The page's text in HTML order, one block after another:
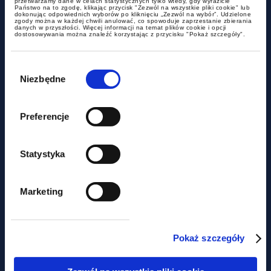
Państwo na to zgodę, klikając przycisk "Zezwól na wszystkie pliki cookie" lub
dokonując odpowiednich wyborów po kliknięciu „Zezwól na wybór”. Udzielone
zgody można w każdej chwili anulować, co spowoduje zaprzestanie zbierania
danych w przyszłości. Więcej informacji na temat plików cookie i opcji
dostosowywania można znaleźć korzystając z przycisku "Pokaż szczegóły".
zgody
Niezbędne
Preferencje
Statystyka
Marketing
Pokaż szczegóły
Czy miasto może być
podatnikiem akcyzy?
aktualności
Nie tylko prawem... Piknik
charytatywny z udziałem GWW